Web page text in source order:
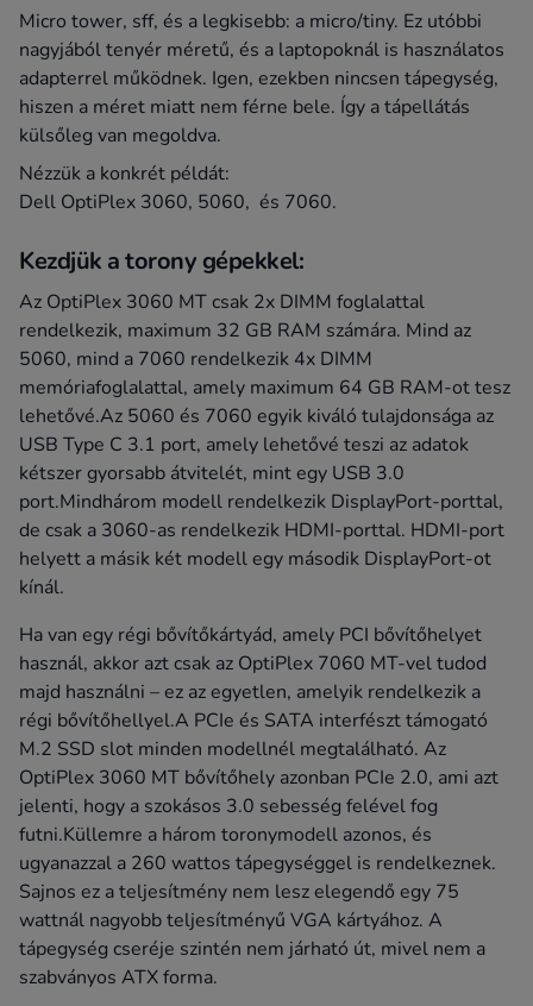
Micro tower, sff, és a legkisebb: a micro/tiny. Ez utóbbi
nagyjából tenyér méretű, és a laptopoknál is használatos
adapterrel működnek. Igen, ezekben nincsen tápegység,
hiszen a méret miatt nem férne bele. Így a tápellátás
külsőleg van megoldva.
Nézzük a konkrét példát:
Dell OptiPlex 3060, 5060, és 7060.
Kezdjük a torony gépekkel:
Az OptiPlex 3060 MT csak 2x DIMM foglalattal
rendelkezik, maximum 32 GB RAM számára. Mind az
5060, mind a 7060 rendelkezik 4x DIMM
memóriafoglalattal, amely maximum 64 GB RAM-ot tesz
lehetővé.Az 5060 és 7060 egyik kiváló tulajdonsága az
USB Type C 3.1 port, amely lehetővé teszi az adatok
kétszer gyorsabb átvitelét, mint egy USB 3.0
port.Mindhárom modell rendelkezik DisplayPort-porttal,
de csak a 3060-as rendelkezik HDMI-porttal. HDMI-port
helyett a másik két modell egy második DisplayPort-ot
kínál.
Ha van egy régi bővítőkártyád, amely PCI bővítőhelyet
használ, akkor azt csak az OptiPlex 7060 MT-vel tudod
majd használni – ez az egyetlen, amelyik rendelkezik a
régi bővítőhellyel.A PCIe és SATA interfészt támogató
M.2 SSD slot minden modellnél megtalálható. Az
OptiPlex 3060 MT bővítőhely azonban PCIe 2.0, ami azt
jelenti, hogy a szokásos 3.0 sebesség felével fog
futni.Küllemre a három toronymodell azonos, és
ugyanazzal a 260 wattos tápegységgel is rendelkeznek.
Sajnos ez a teljesítmény nem lesz elegendő egy 75
wattnál nagyobb teljesítményű VGA kártyához. A
tápegység cseréje szintén nem járható út, mivel nem a
szabványos ATX forma.